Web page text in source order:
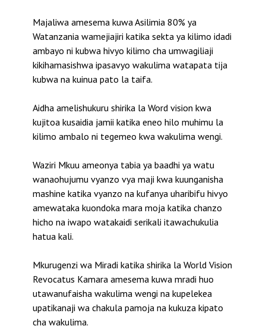
Majaliwa amesema kuwa Asilimia 80% ya
Watanzania wamejiajiri katika sekta ya kilimo idadi
ambayo ni kubwa hivyo kilimo cha umwagiliaji
kikihamasishwa ipasavyo wakulima watapata tija
kubwa na kuinua pato la taifa.
Aidha amelishukuru shirika la Word vision kwa
kujitoa kusaidia jamii katika eneo hilo muhimu la
kilimo ambalo ni tegemeo kwa wakulima wengi.
Waziri Mkuu ameonya tabia ya baadhi ya watu
wanaohujumu vyanzo vya maji kwa kuunganisha
mashine katika vyanzo na kufanya uharibifu hivyo
amewataka kuondoka mara moja katika chanzo
hicho na iwapo watakaidi serikali itawachukulia
hatua kali.
Mkurugenzi wa Miradi katika shirika la World Vision
Revocatus Kamara amesema kuwa mradi huo
utawanufaisha wakulima wengi na kupelekea
upatikanaji wa chakula pamoja na kukuza kipato
cha wakulima.